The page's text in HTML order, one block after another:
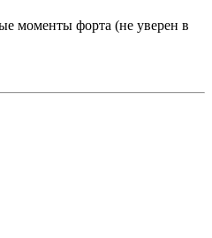
моменты форта (не уверен в